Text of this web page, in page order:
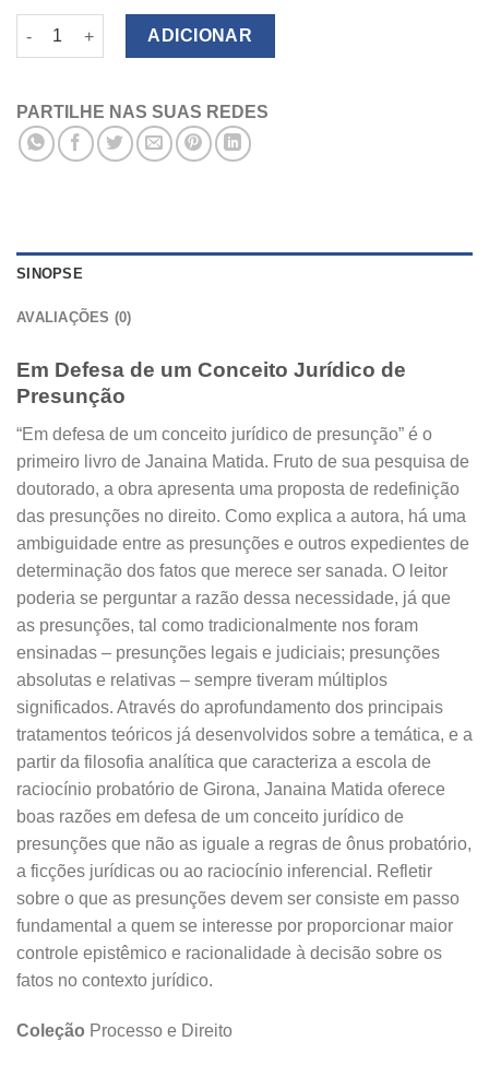
Quantidade de Em Defesa de um Conceito Jurídico de
ADICIONAR
PARTILHE NAS SUAS REDES
SINOPSE
AVALIAÇÕES (0)
Em Defesa de um Conceito Jurídico de
Presunção
“Em defesa de um conceito jurídico de presunção” é o
primeiro livro de Janaina Matida. Fruto de sua pesquisa de
doutorado, a obra apresenta uma proposta de redefinição
das presunções no direito. Como explica a autora, há uma
ambiguidade entre as presunções e outros expedientes de
determinação dos fatos que merece ser sanada. O leitor
poderia se perguntar a razão dessa necessidade, já que
as presunções, tal como tradicionalmente nos foram
ensinadas – presunções legais e judiciais; presunções
absolutas e relativas – sempre tiveram múltiplos
significados. Através do aprofundamento dos principais
tratamentos teóricos já desenvolvidos sobre a temática, e a
partir da filosofia analítica que caracteriza a escola de
raciocínio probatório de Girona, Janaina Matida oferece
boas razões em defesa de um conceito jurídico de
presunções que não as iguale a regras de ônus probatório,
a ficções jurídicas ou ao raciocínio inferencial. Refletir
sobre o que as presunções devem ser consiste em passo
fundamental a quem se interesse por proporcionar maior
controle epistêmico e racionalidade à decisão sobre os
fatos no contexto jurídico.
Coleção Processo e Direito